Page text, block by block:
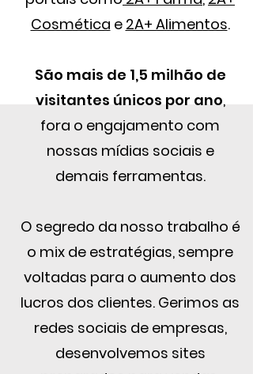
Cosmética e 2A+ Alimentos.
São mais de 1,5 milhão de
visitantes únicos por ano,
fora o engajamento com
nossas mídias sociais e
demais ferramentas.
O segredo da nosso trabalho é
o mix de estratégias, sempre
voltadas para o aumento dos
lucros dos clientes. Gerimos as
redes sociais de empresas,
desenvolvemos sites